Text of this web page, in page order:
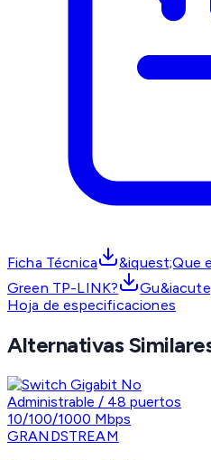
Ficha Técnica
&iquest;Que
Green TP-LINK?
Hoja de especificaciones
Alternativas
GRANDSTREAM